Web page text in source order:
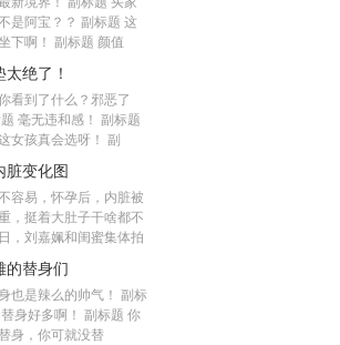
是阿宝？？ 副标题 这
下啊！ 副标题 颜值
绝了！
看到了什么？邪恶了
毫无违和感！ 副标题
女孩真会选呀！ 副
脏变化图
容易，怀孕后，内脏被
，挺着大肚子干啥都不
，刘嘉姵和闺蜜集体拍
的替身们
也是辣么的帅气！ 副标
身好多啊！ 副标题 你
身，你可就没替